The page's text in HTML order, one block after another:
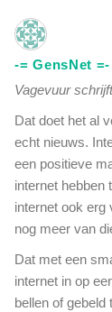
-= GensNet =-
Vagevuur
Dat doet het al
echt nieuws.
een positieve
internet hebben
internet ook erg
nog meer van
Dat met een
internet in op
bellen of gebeld